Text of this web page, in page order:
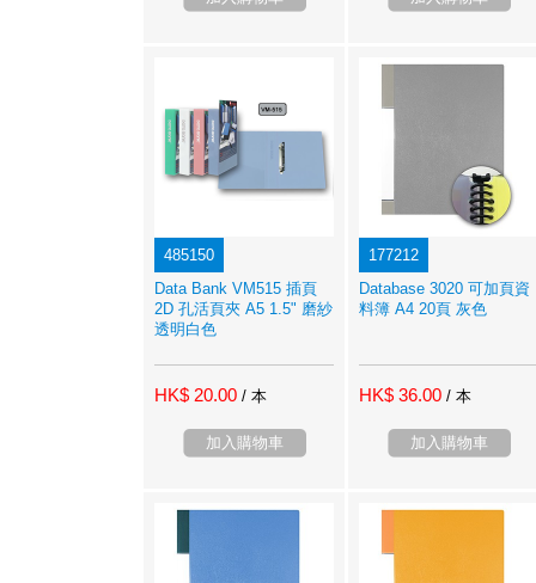
485150
Data Bank VM515 插頁
2D 孔活頁夾 A5 1.5" 磨紗
透明白色
HK$ 20.00 / 本
加入購物車
177212
Database 3020 可加頁資
料簿 A4 20頁 灰色
HK$ 36.00 / 本
加入購物車